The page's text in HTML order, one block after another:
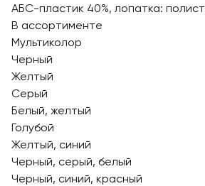
АБС-пластик 40%, лопатка:
В ассортименте
Мультиколор
Черный
Желтый
Серый
Белый, желтый
Голубой
Желтый, синий
Черный, серый, белый
Черный, синий, красный